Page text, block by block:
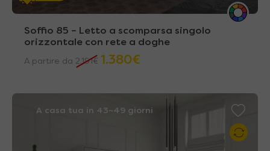
Soffio 85 – Letto a scomparsa singolo
orizzontale con rete a doghe
A partire da 2.191 € 1.380€
A casa tua in 43~49 giorni